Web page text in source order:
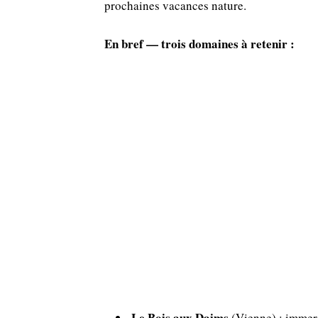
prochaines vacances nature.
En bref — trois domaines à retenir :